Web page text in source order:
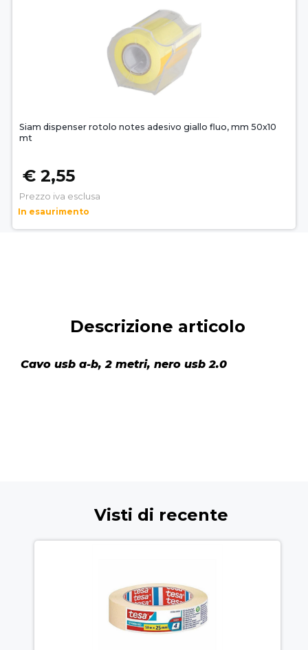
Siam dispenser rotolo notes adesivo giallo fluo, mm 50x10
mt
€ 2,55
Prezzo iva esclusa
In esaurimento
Descrizione articolo
Cavo usb a-b, 2 metri, nero usb 2.0
Visti di recente